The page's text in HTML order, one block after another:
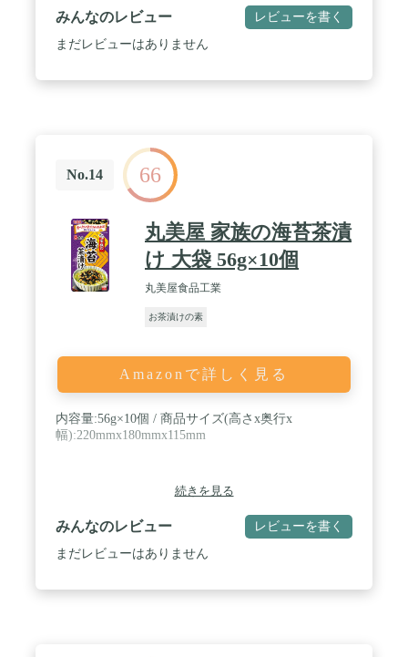
に小麦・乳成分・ごま・さけ・大豆・ゼラチンを含
む)
みんなのレビュー レビューを書く
まだレビューはありません
No.14 66
丸美屋 家族の海苔茶漬
け 大袋 56g×10個
丸美屋食品工業
お茶漬けの素
Amazonで詳しく見る
内容量:56g×10個 / 商品サイズ(高さx奥行x
幅):220mmx180mmx115mm
続きを見る
みんなのレビュー レビューを書く
まだレビューはありません